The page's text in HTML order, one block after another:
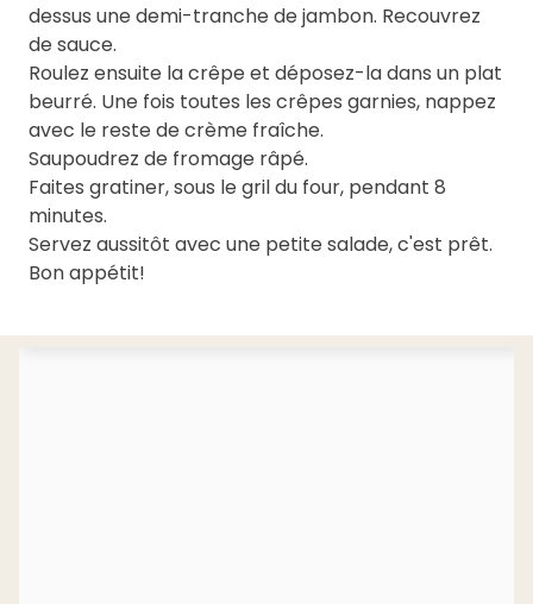
dessus une demi-tranche de jambon. Recouvrez
de sauce.
Roulez ensuite la crêpe et déposez-la dans un plat
beurré. Une fois toutes les crêpes garnies, nappez
avec le reste de crème fraîche.
Saupoudrez de fromage râpé.
Faites gratiner, sous le gril du four, pendant 8
minutes.
Servez aussitôt avec une petite salade, c'est prêt.
Bon appétit!